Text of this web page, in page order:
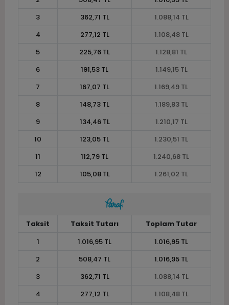
3
362,71 TL
1.088,14 TL
4
277,12 TL
1.108,48 TL
5
225,76 TL
1.128,81 TL
6
191,53 TL
1.149,15 TL
7
167,07 TL
1.169,49 TL
8
148,73 TL
1.189,83 TL
9
134,46 TL
1.210,17 TL
10
123,05 TL
1.230,51 TL
11
112,79 TL
1.240,68 TL
12
105,08 TL 1.261,02 TL
Taksit Taksit Tutarı
Toplam Tutar
1
1.016,95 TL
1.016,95 TL
2
508,47 TL
1.016,95 TL
3
362,71 TL
1.088,14 TL
4
277,12 TL
1.108,48 TL